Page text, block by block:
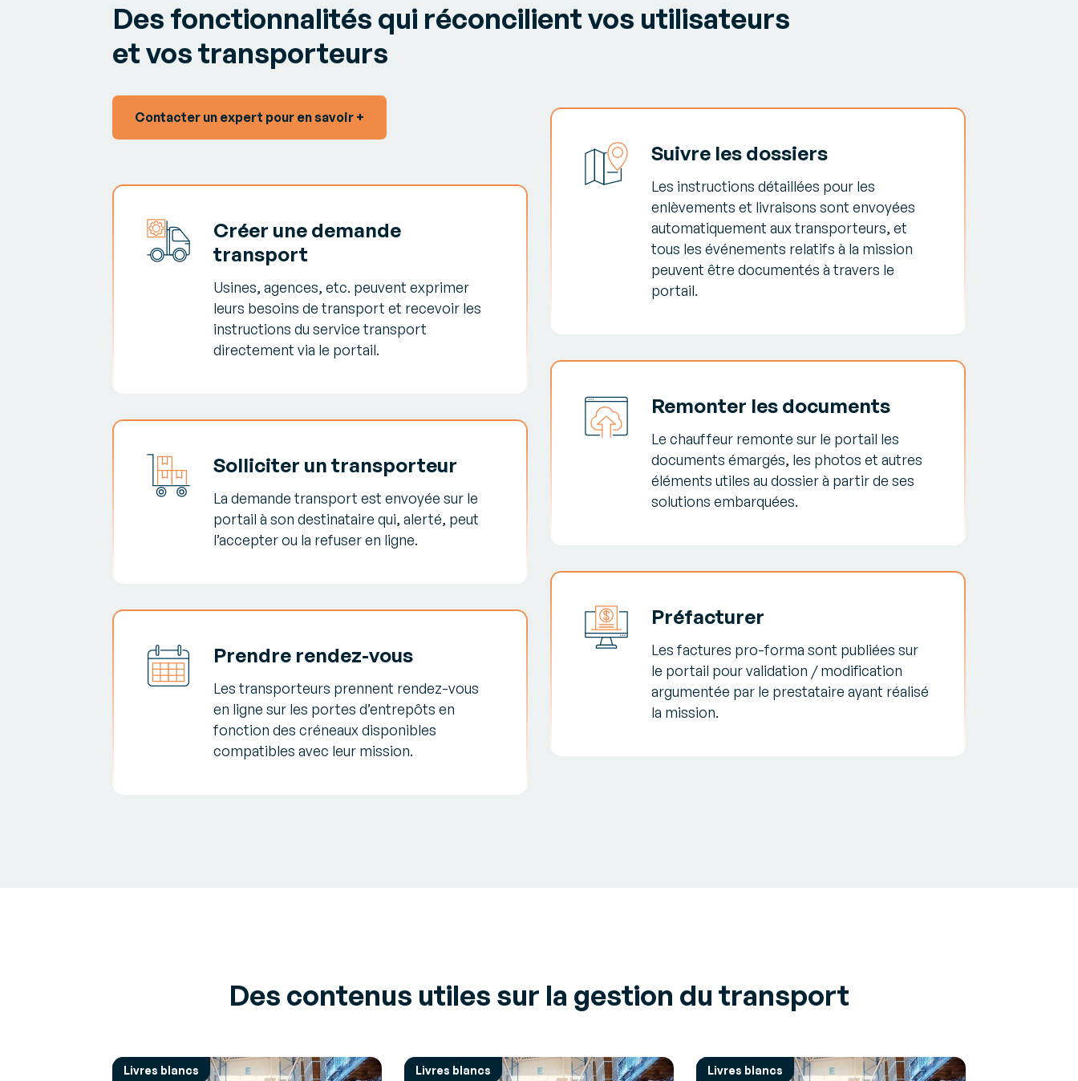
Des fonctionnalités qui réconcilient vos utilisateurs
et vos transporteurs
Contacter un expert pour en savoir +
Créer une demande
transport
Usines, agences, etc. peuvent exprimer
leurs besoins de transport et recevoir les
instructions du service transport
directement via le portail.
Suivre les dossiers
Les instructions détaillées pour les
enlèvements et livraisons sont envoyées
automatiquement aux transporteurs, et
tous les événements relatifs à la mission
peuvent être documentés à travers le
portail.
Solliciter un transporteur
La demande transport est envoyée sur le
portail à son destinataire qui, alerté, peut
l’accepter ou la refuser en ligne.
Remonter les documents
Le chauffeur remonte sur le portail les
documents émargés, les photos et autres
éléments utiles au dossier à partir de ses
solutions embarquées.
Prendre rendez-vous
Les transporteurs prennent rendez-vous
en ligne sur les portes d’entrepôts en
fonction des créneaux disponibles
compatibles avec leur mission.
Préfacturer
Les factures pro-forma sont publiées sur
le portail pour validation / modification
argumentée par le prestataire ayant réalisé
la mission.
Des contenus utiles sur la gestion du transport
Livres blancs Livres blancs Livres blancs